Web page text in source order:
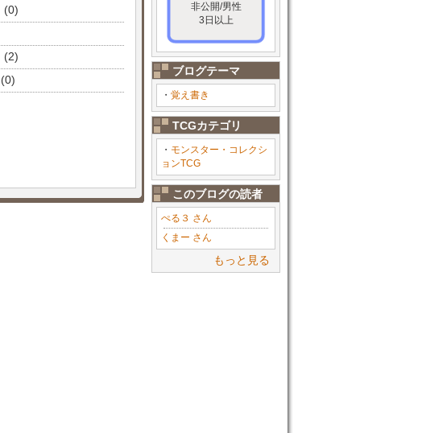
非公開/男性
3日以上
ブログテーマ
・ 覚え書き
TCGカテゴリ
・ モンスター・コレクシ
ョンTCG
このブログの読者
ぺる３ さん
くまー さん
もっと見る
(0)
(2)
(0)